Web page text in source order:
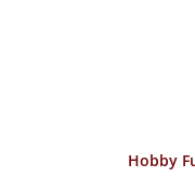
Hobby